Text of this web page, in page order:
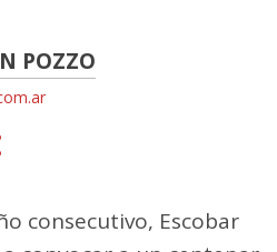
POZZO
consecutivo, Escobar